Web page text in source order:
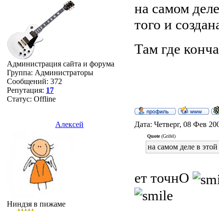
Администрация сайта и форума
Группа: Администраторы
Сообщений: 372
Репутация: 17
Статус: Offline
на самом
того и
Там где
Алексей Дата: Четверг, 08 Фев
Ниндзя в пижаме
Quote(Grifel)
на самом деле в
ет точнО